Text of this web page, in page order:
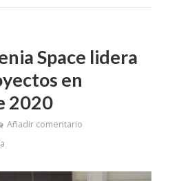
Space lidera
en
2020
Añadir comentario